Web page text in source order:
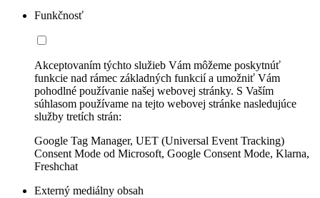
Funkčnosť
Akceptovaním týchto služieb Vám môžeme poskytnúť
funkcie nad rámec základných funkcií a umožniť Vám
pohodlné používanie našej webovej stránky. S Vaším
súhlasom používame na tejto webovej stránke nasledujúce
služby tretích strán:
Google Tag Manager, UET (Universal Event Tracking)
Consent Mode od Microsoft, Google Consent Mode, Klarna,
Freshchat
Externý mediálny obsah